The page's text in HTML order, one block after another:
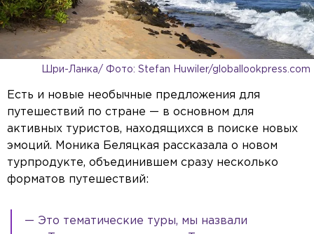
Шри-Ланка/ Фото: Stefan Huwiler/globallookpress.com
Есть и новые необычные предложения для
путешествий по стране — в основном для
активных туристов, находящихся в поиске новых
эмоций. Моника Беляцкая рассказала о новом
турпродукте, объединившем сразу несколько
форматов путешествий:
— Это тематические туры, мы назвали